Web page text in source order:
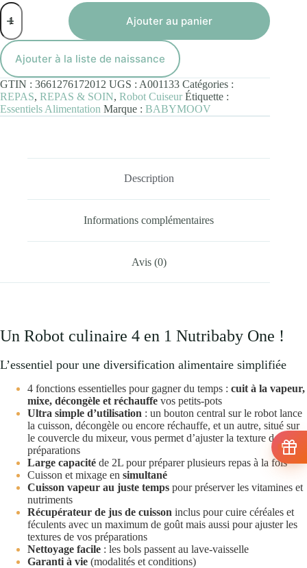
quantité
de
Robot
culinaire
4
en
1
Nutribaby
One
Ajouter au panier
Ajouter à la liste de naissance
GTIN : 3661276172012 UGS : A001133 Catégories :
REPAS, REPAS & SOIN, Robot Cuiseur Étiquette :
Essentiels Alimentation Marque : BABYMOOV
Description
Informations complémentaires
Avis (0)
Un Robot culinaire 4 en 1 Nutribaby One !
L’essentiel pour une diversification alimentaire simplifiée
4 fonctions essentielles pour gagner du temps : cuit à la vapeur,
mixe, décongèle et réchauffe vos petits-pots
Ultra simple d’utilisation : un bouton central sur le robot lance
la cuisson, décongèle ou encore réchauffe, et un autre, situé sur
le couvercle du mixeur, vous permet d’ajuster la texture de vos
préparations
Large capacité de 2L pour préparer plusieurs repas à la fois
Cuisson et mixage en simultané
Cuisson vapeur au juste temps pour préserver les vitamines et
nutriments
Récupérateur de jus de cuisson inclus pour cuire céréales et
féculents avec un maximum de goût mais aussi pour ajuster les
textures de vos préparations
Nettoyage facile : les bols passent au lave-vaisselle
Garanti à vie (modalités et conditions)